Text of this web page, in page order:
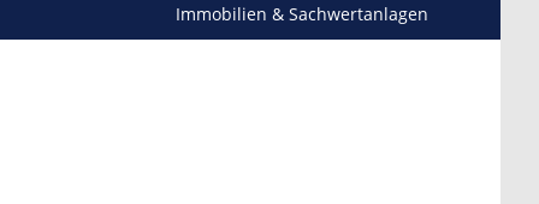
Immobilien & Sachwertanlagen